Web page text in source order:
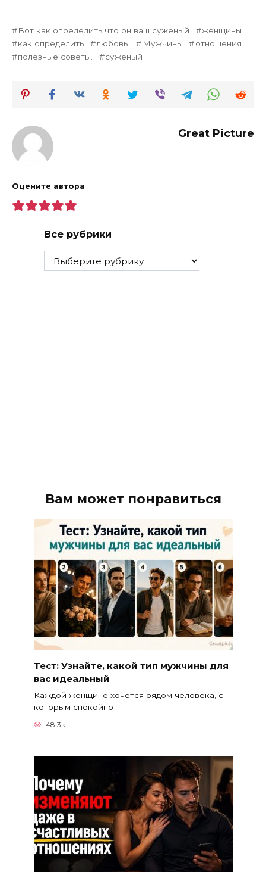
Вот как определить что он ваш суженый
женщины
как определить
любовь. Мужчины
отношения.
полезные советы.
суженый
Great Picture
Оцените автора
Все рубрики
Все
рубрики
Вам может понравиться
Тест: Узнайте, какой тип мужчины для
вас идеальный
Каждой женщине хочется рядом человека, с
которым спокойно
48.3к.